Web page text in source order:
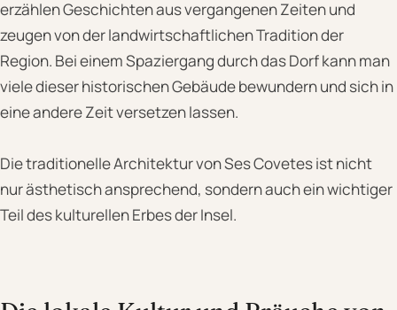
erzählen Geschichten aus vergangenen Zeiten und
zeugen von der landwirtschaftlichen Tradition der
Region. Bei einem Spaziergang durch das Dorf kann man
viele dieser historischen Gebäude bewundern und sich in
eine andere Zeit versetzen lassen.
Die traditionelle Architektur von Ses Covetes ist nicht
nur ästhetisch ansprechend, sondern auch ein wichtiger
Teil des kulturellen Erbes der Insel.